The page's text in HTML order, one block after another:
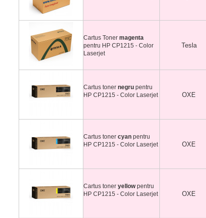
Cartus Toner magenta
pentru HP CP1215 - Color
Laserjet
Tesla
Cartus toner negru pentru
HP CP1215 - Color Laserjet
OXE
Cartus toner cyan pentru
HP CP1215 - Color Laserjet
OXE
Cartus toner yellowpentru
HP CP1215 - Color Laserjet
OXE